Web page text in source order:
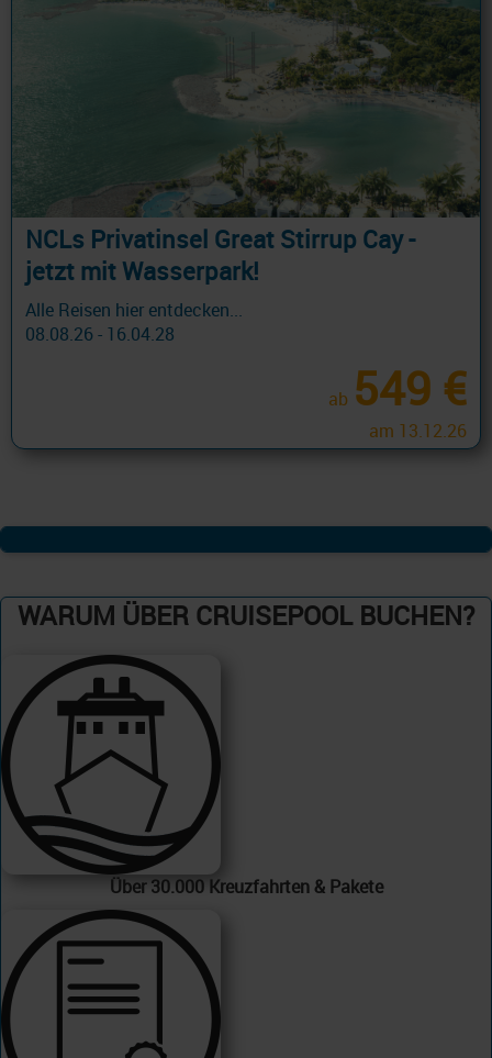
NCLs Privatinsel Great Stirrup Cay -
jetzt mit Wasserpark!
Alle Reisen hier entdecken...
08.08.26 - 16.04.28
ab 549 €
am 13.12.26
WARUM ÜBER CRUISEPOOL BUCHEN?
Über 30.000 Kreuzfahrten & Pakete